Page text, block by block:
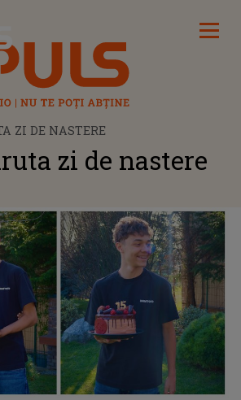
ZI DE NASTERE
zi de nastere